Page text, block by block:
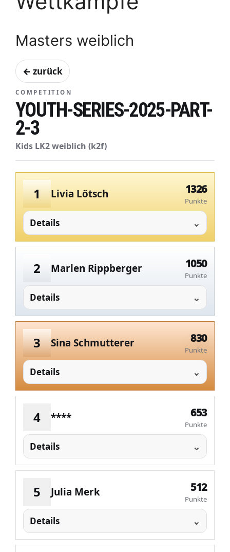
Masters weiblich
← zurück
COMPETITION
YOUTH-SERIES-2025-PART-
2-3
Kids LK2 weiblich (k2f)
1 Livia Lötsch 1326
Punkte
Details
2 Marlen Rippberger 1050
Punkte
Details
3 Sina Schmutterer 830
Punkte
Details
4 **** 653
Punkte
Details
5 Julia Merk 512
Punkte
Details